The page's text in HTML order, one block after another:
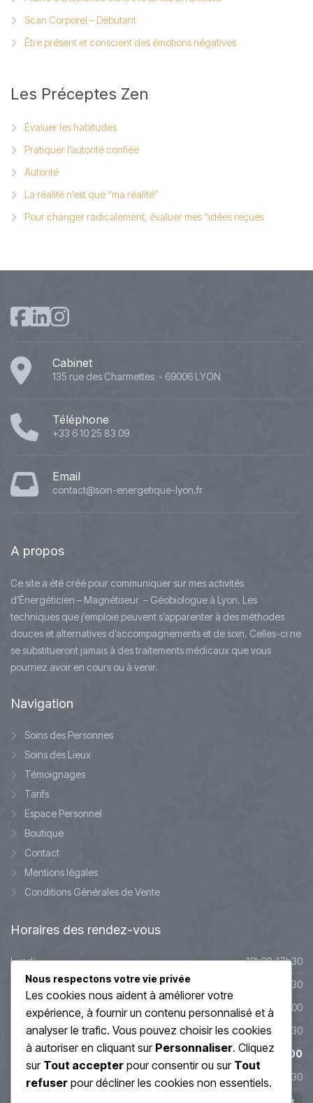
Scan Corporel – Débutant
Être présent et conscient des émotions négatives
Les Préceptes Zen
Évaluer les habitudes
Pratiquer l’autorité confiée
Autorité
La réalité n’est que “ma réalité”
Pour changer radicalement, évaluer mes “idées reçues
Cabinet
135 rue des Charmettes - 69006 LYON
Téléphone
+33 6 10 25 83 09
Email
contact@soin-energetique-lyon.fr
A propos
Ce site a été créé pour communiquer sur mes activités
d’Énergéticien – Magnétiseur – Géobiologue à Lyon. Les
techniques que j’emploie peuvent s’apparenter à des méthodes
douces et alternatives d’accompagnements et de soin. Celles-ci ne
se substitueront jamais à des traitements médicaux que vous
pourriez avoir en cours ou à venir.
Navigation
Soins des Personnes
Soins des Lieux
Témoignages
Tarifs
Espace Personnel
Boutique
Contact
Mentions légales
Conditions Générales de Vente
Horaires des rendez-vous
Lundi
10h00-17h30
Mardi
10h00-17h30
Mercredi
9h45-20h00
Jeudi
10h00-19h30
Vendredi
10h00-19h00
Samedi
10h00-17h30
Fermé
Nous respectons votre vie privée
Les cookies nous aident à améliorer votre
expérience, à fournir un contenu personnalisé et à
analyser le trafic. Vous pouvez choisir les cookies
à autoriser en cliquant sur Personnaliser. Cliquez
sur Tout accepter pour consentir ou sur Tout
refuser pour décliner les cookies non essentiels.